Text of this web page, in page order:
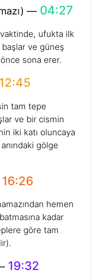
— 04:27
ufukta ilk
başlar ve güneş
sona erer.
12:45
tam tepe
ve bir cismin
iki katı oluncaya
gölge
16:26
hemen
kadar
göre tam
19:32